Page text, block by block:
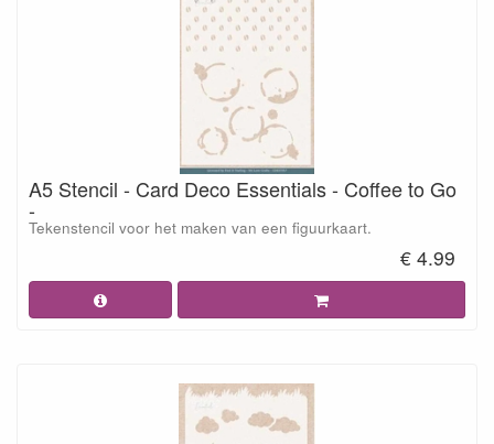
A5 Stencil - Card Deco Essentials - Coffee to Go
-
Tekenstencil voor het maken van een figuurkaart.
€ 4.99